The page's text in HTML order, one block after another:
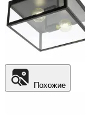
Похожие